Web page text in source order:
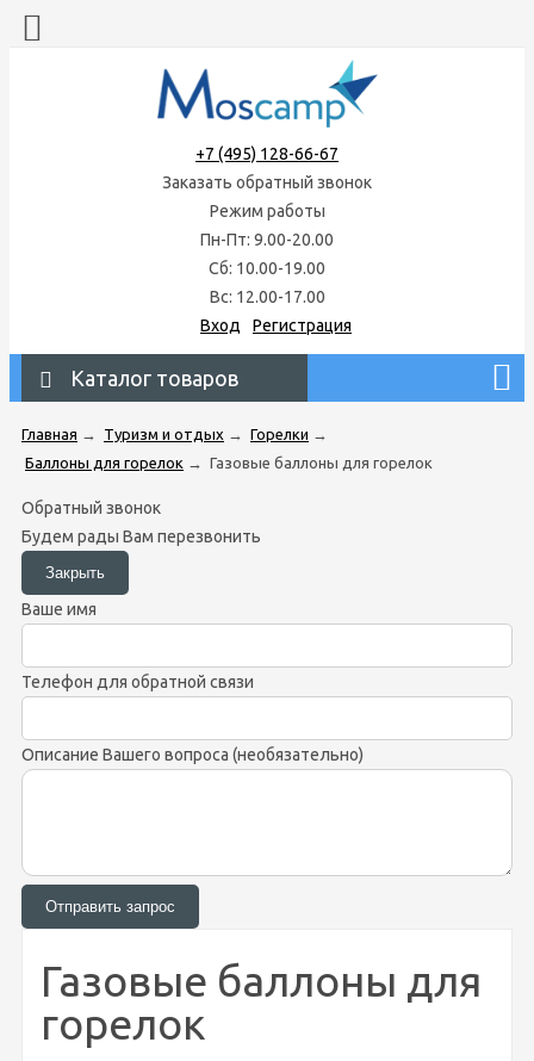
+7 (495) 128-66-67
Заказать обратный звонок
Режим работы
Пн-Пт: 9.00-20.00
Сб: 10.00-19.00
Вс: 12.00-17.00
Вход
Регистрация
Каталог товаров
Главная → Туризм и отдых → Горелки →
Баллоны для горелок → Газовые баллоны для горелок
Обратный звонок
Будем рады Вам перезвонить
Ваше имя
Телефон для обратной связи
Описание Вашего вопроса (необязательно)
Газовые баллоны для
горелок